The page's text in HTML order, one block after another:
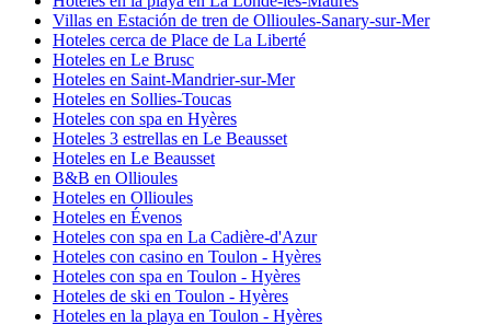
Villas en Estación de tren de Ollioules-Sanary-sur-Mer
Hoteles cerca de Place de La Liberté
Hoteles en Le Brusc
Hoteles en Saint-Mandrier-sur-Mer
Hoteles en Sollies-Toucas
Hoteles con spa en Hyères
Hoteles 3 estrellas en Le Beausset
Hoteles en Le Beausset
B&B en Ollioules
Hoteles en Ollioules
Hoteles en Évenos
Hoteles con spa en La Cadière-d'Azur
Hoteles con casino en Toulon - Hyères
Hoteles con spa en Toulon - Hyères
Hoteles de ski en Toulon - Hyères
Hoteles en la playa en Toulon - Hyères